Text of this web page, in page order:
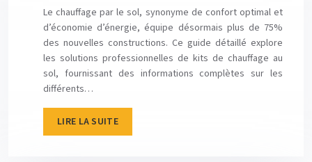
Le chauffage par le sol, synonyme de confort optimal et
d’économie d’énergie, équipe désormais plus de 75%
des nouvelles constructions. Ce guide détaillé explore
les solutions professionnelles de kits de chauffage au
sol, fournissant des informations complètes sur les
différents…
LIRE LA SUITE